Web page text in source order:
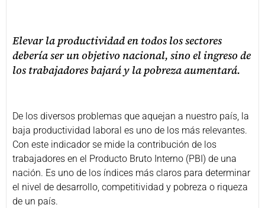
Elevar la productividad en todos los sectores
debería ser un objetivo nacional, sino el ingreso de
los trabajadores bajará y la pobreza aumentará.
De los diversos problemas que aquejan a nuestro país, la
baja productividad laboral es uno de los más relevantes.
Con este indicador se mide la contribución de los
trabajadores en el Producto Bruto Interno (PBI) de una
nación. Es uno de los índices más claros para determinar
el nivel de desarrollo, competitividad y pobreza o riqueza
de un país.